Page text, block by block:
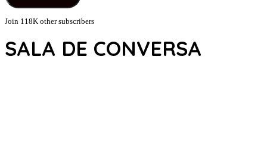
Join 118K other subscribers
SALA DE CONVERSA